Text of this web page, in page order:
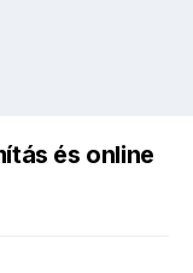
és online